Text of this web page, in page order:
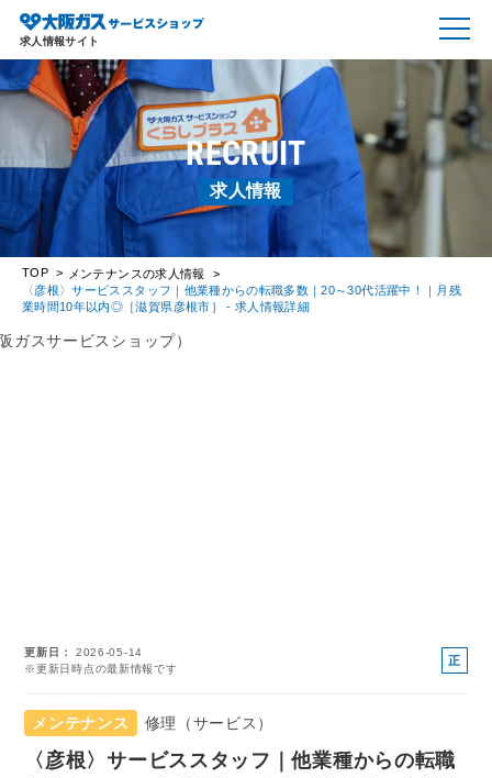
求人情報サイト
RECRUIT
求人情報
TOP
メンテナンスの求人情報
〈彦根〉サービススタッフ｜他業種からの転職多数｜20～30代活躍中！｜月残
業時間10年以内◎［滋賀県彦根市］ - 求人情報詳細
更新日
2026-05-14
※更新日時点の最新情報です
正
メンテナンス 修理（サービス）
〈彦根〉サービススタッフ｜他業種からの転職